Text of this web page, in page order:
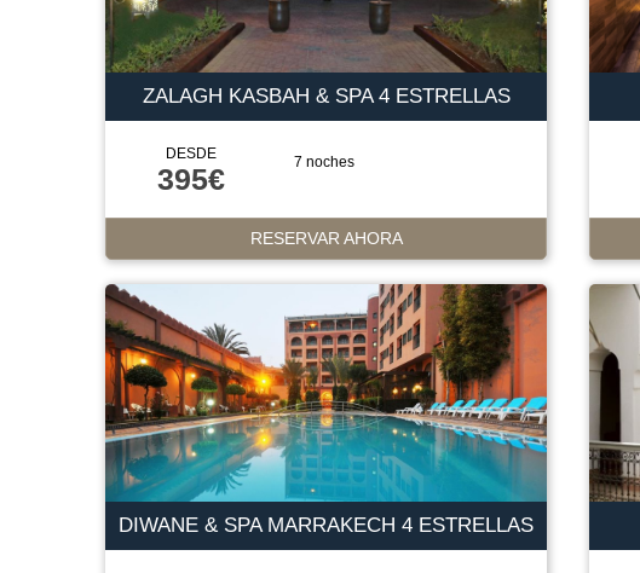
ZALAGH KASBAH & SPA 4 ESTRELLAS
DESDE
395€ 7 noches
RESERVAR AHORA
DIWANE & SPA MARRAKECH 4 ESTRELLAS